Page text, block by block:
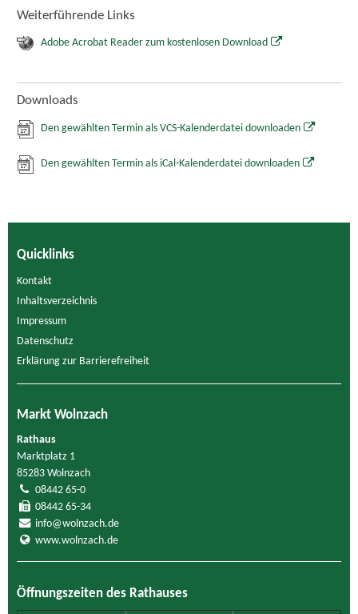
Weiterführende Links
Adobe Acrobat Reader zum kostenlosen Download
Downloads
Den gewählten Termin als VCS-Kalenderdatei downloaden
Den gewählten Termin als iCal-Kalenderdatei downloaden
Quicklinks
Kontakt
Inhaltsverzeichnis
Impressum
Datenschutz
Erklärung zur Barrierefreiheit
Markt Wolnzach
Rathaus
Marktplatz 1
85283 Wolnzach
08442 65-0
08442 65-34
info@wolnzach.de
www.wolnzach.de
Öffnungszeiten des Rathauses